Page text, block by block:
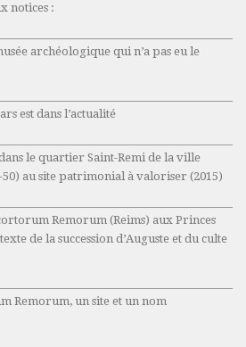
notices :
archéologique qui n’a pas eu le
est dans l’actualité
le quartier Saint-Remi de la ville
au site patrimonial à valoriser (2015)
Remorum (Reims) aux Princes
de la succession d’Auguste et du culte
Remorum, un site et un nom